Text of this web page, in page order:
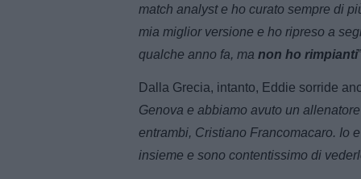
match analyst e ho curato sempre di
mia miglior versione e ho ripreso a
qualche anno fa, ma non ho rimpianti
Dalla Grecia, intanto, Eddie sorride
Genova e abbiamo avuto un
entrambi, Cristiano Francomacaro. Io
insieme e sono contentissimo di